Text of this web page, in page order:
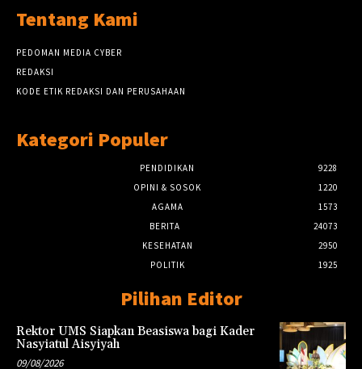
Tentang Kami
PEDOMAN MEDIA CYBER
REDAKSI
KODE ETIK REDAKSI DAN PERUSAHAAN
Kategori Populer
PENDIDIKAN
9228
OPINI & SOSOK
1220
AGAMA
1573
BERITA
24073
KESEHATAN
2950
POLITIK
1925
Pilihan Editor
Rektor UMS Siapkan Beasiswa bagi Kader
Nasyiatul Aisyiyah
09/08/2026